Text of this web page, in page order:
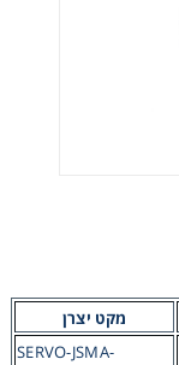
מקט יצרן
SERVO-JSMA-